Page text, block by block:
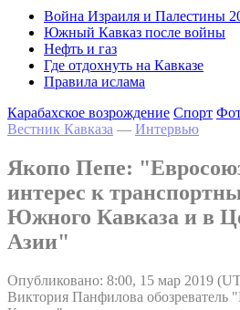
Война Израиля и Палестины
Южный Кавказ после войны
Нефть и газ
Где отдохнуть на Кавказе
Правила ислама
Карабахское возрождение Спорт
Вестник Кавказа — Интервью
Якопо Пепе:
интерес к
Южного Кавказа и в
Азии"
Опубликовано: 8:00, 15 мар 2019
Виктория Панфилова обозреватель